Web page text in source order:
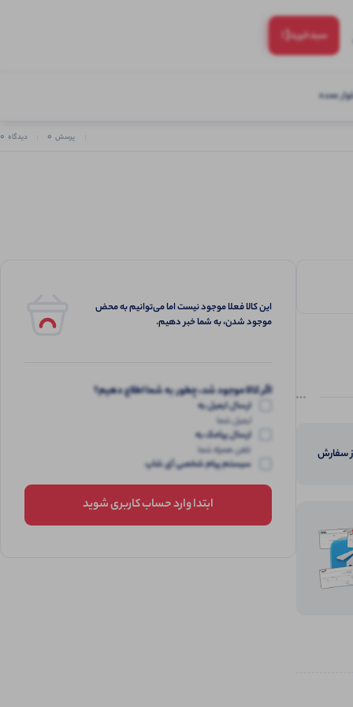
سبد‌خرید(:
عمده
پرسش 0 دیدگاه 0
سفارش
این کالا فعلا موجود نیست اما می‌توانیم به محض
موجود شدن، به شما خبر دهیم.
اگر کالا موجود شد، چطور به شما اطلاع دهیم؟
ارسال ایمیل به
ایمیل شما
ارسال پیامک به
تلفن همراه شما
سیستم پیام شخصی آی شاپ
ابتدا وارد حساب کاربری شوید